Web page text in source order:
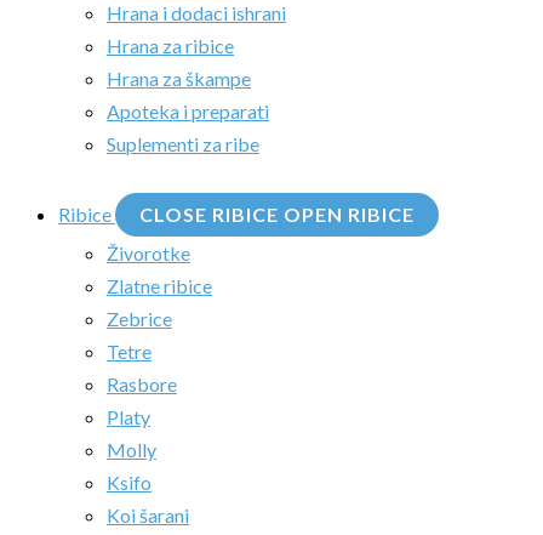
Hrana i dodaci ishrani
Hrana za ribice
Hrana za škampe
Apoteka i preparati
Suplementi za ribe
Ribice CLOSE RIBICE OPEN RIBICE
Živorotke
Zlatne ribice
Zebrice
Tetre
Rasbore
Platy
Molly
Ksifo
Koi šarani